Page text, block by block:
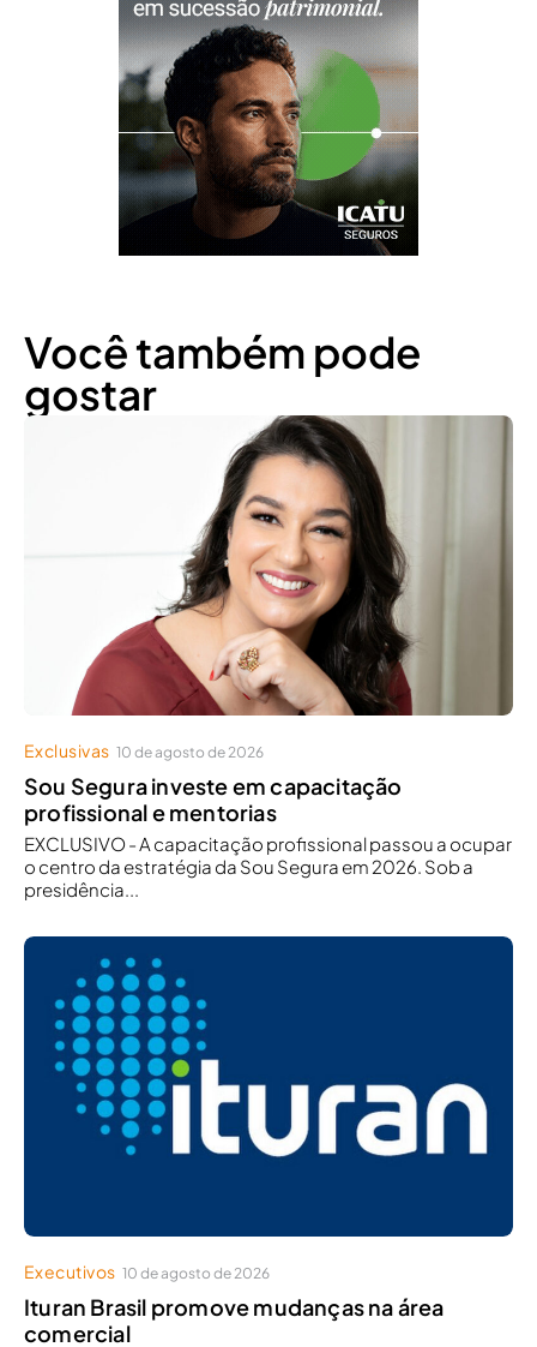
Você também pode
gostar
Exclusivas 10 de agosto de 2026
Sou Segura investe em capacitação
profissional e mentorias
EXCLUSIVO - A capacitação profissional passou a ocupar
o centro da estratégia da Sou Segura em 2026. Sob a
presidência...
Executivos 10 de agosto de 2026
Ituran Brasil promove mudanças na área
comercial